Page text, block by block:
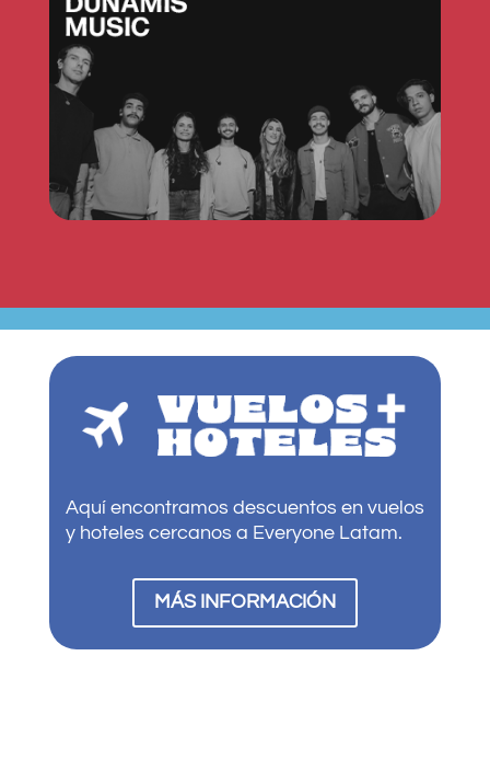
Aquí encontramos descuentos en vuelos
y hoteles cercanos a Everyone Latam.
MÁS INFORMACIÓN